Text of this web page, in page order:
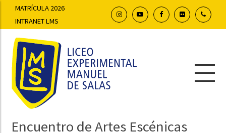
MATRÍCULA 2026
INTRANET LMS
Encuentro de Artes Escénicas